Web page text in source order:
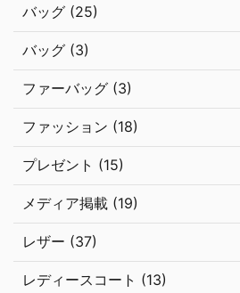
バッグ (25)
バッグ (3)
ファーバッグ (3)
ファッション (18)
プレゼント (15)
メディア掲載 (19)
レザー (37)
レディースコート (13)